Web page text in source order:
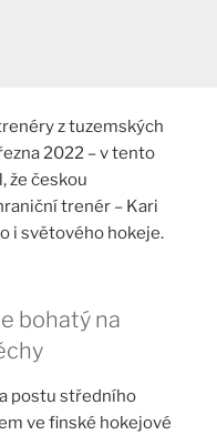
z tuzemských
2022 – v tento
že českou
trenér – Kari
i světového hokeje.
bohatý na
postu středního
ve finské hokejové